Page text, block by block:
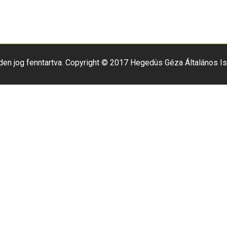
jog fenntartva. Copyright © 2017 Hegedüs Géza Általános